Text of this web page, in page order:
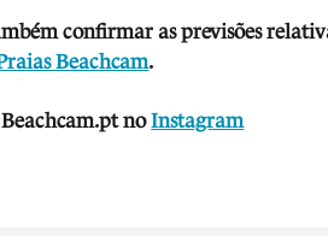
confirmar as previsões
Beachcam.
Beachcam.pt no Instagram